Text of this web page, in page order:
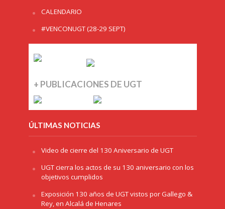
CALENDARIO
#VENCONUGT (28-29 SEPT)
+ PUBLICACIONES DE UGT
ÚLTIMAS NOTICIAS
Video de cierre del 130 Aniversario de UGT
UGT cierra los actos de su 130 aniversario con los
objetivos cumplidos
Exposición 130 años de UGT vistos por Gallego &
Rey, en Alcalá de Henares